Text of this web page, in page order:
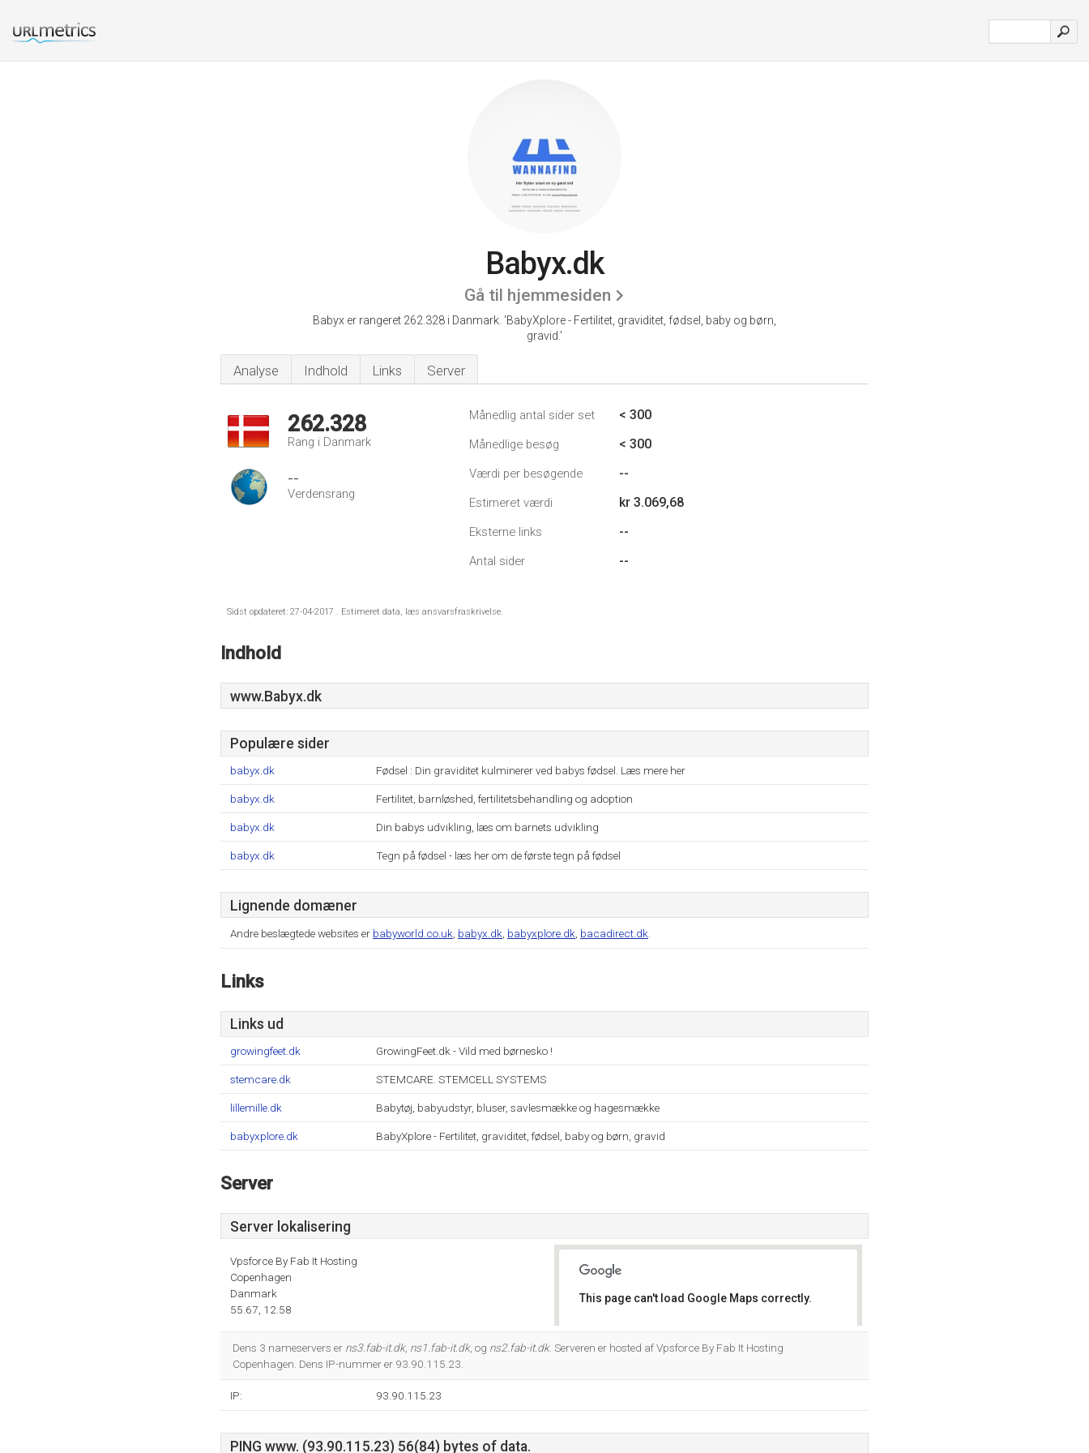
Babyx.dk
Gå til hjemmesiden
Babyx er rangeret 262.328 i Danmark. 'BabyXplore - Fertilitet, graviditet, fødsel, baby og børn,
gravid.'
Analyse Indhold Links Server
262.328
Rang i Danmark
--
Verdensrang
Månedlig antal sider set < 300
Månedlige besøg < 300
Værdi per besøgende --
Estimeret værdi kr 3.069,68
Eksterne links --
Antal sider --
Sidst opdateret: 27-04-2017 . Estimeret data, læs ansvarsfraskrivelse.
Indhold
www.Babyx.dk
Populære sider
babyx.dk Fødsel : Din graviditet kulminerer ved babys fødsel. Læs mere her
babyx.dk Fertilitet, barnløshed, fertilitetsbehandling og adoption
babyx.dk Din babys udvikling, læs om barnets udvikling
babyx.dk Tegn på fødsel - læs her om de første tegn på fødsel
Lignende domæner
Andre beslægtede websites er babyworld.co.uk babyx.dk babyxplore.dk bacadirect.dk
Links
Links ud
growingfeet.dk GrowingFeet.dk - Vild med børnesko !
stemcare.dk STEMCARE. STEMCELL SYSTEMS
lillemille.dk Babytøj, babyudstyr, bluser, savlesmække og hagesmække
babyxplore.dk BabyXplore - Fertilitet, graviditet, fødsel, baby og børn, gravid
Server
Server lokalisering
Vpsforce By Fab It Hosting
Copenhagen
Danmark
55.67, 12.58
This page can't load Google Maps correctly.
Dens 3 nameservers er ns3.fab-it.dk, ns1.fab-it.dk, og ns2.fab-it.dk. Serveren er hosted af Vpsforce By Fab It Hosting
Copenhagen. Dens IP-nummer er 93.90.115.23.
IP: 93.90.115.23
PING www. (93.90.115.23) 56(84) bytes of data.